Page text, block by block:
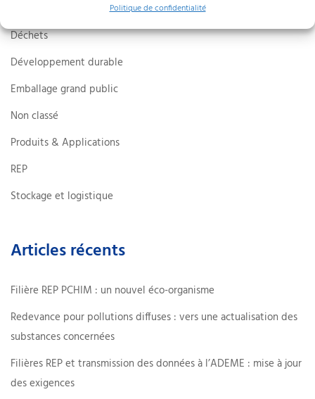
Politique de confidentialité
Déchets
Développement durable
Emballage grand public
Non classé
Produits & Applications
REP
Stockage et logistique
Articles récents
Filière REP PCHIM : un nouvel éco-organisme
Redevance pour pollutions diffuses : vers une actualisation des
substances concernées
Filières REP et transmission des données à l’ADEME : mise à jour
des exigences